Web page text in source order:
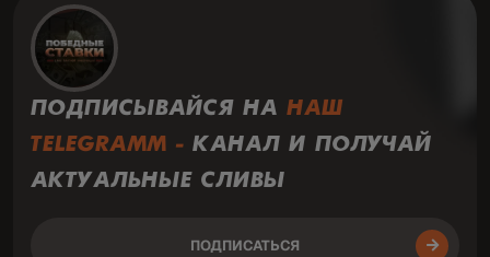
ПОДПИСЫВАЙСЯ НА НАШ
TELEGRAMM - КАНАЛ И ПОЛУЧАЙ
АКТУАЛЬНЫЕ СЛИВЫ
ПОДПИСАТЬСЯ